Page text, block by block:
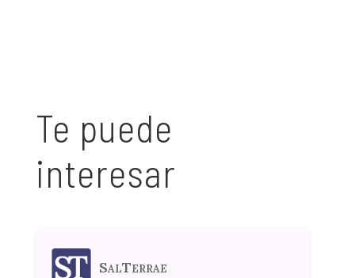
Te puede
interesar
SalTerrae